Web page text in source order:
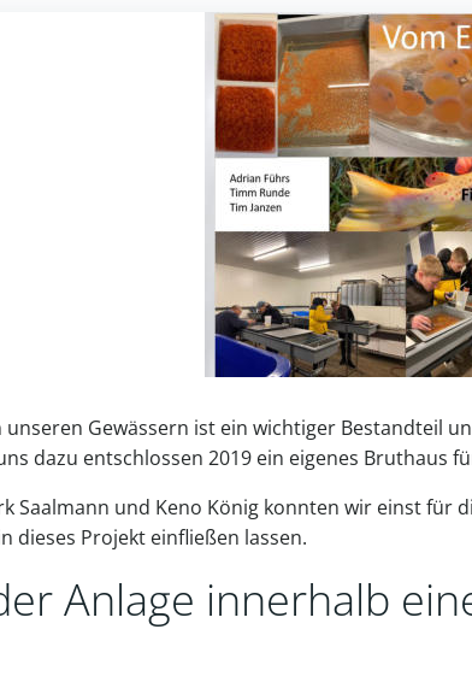
Gewässern ist ein wichtiger Bestandteil
dazu entschlossen 2019 ein eigenes
Saalmann und Keno König konnten wir einst
dieses Projekt einfließen lassen.
Anlage innerhalb